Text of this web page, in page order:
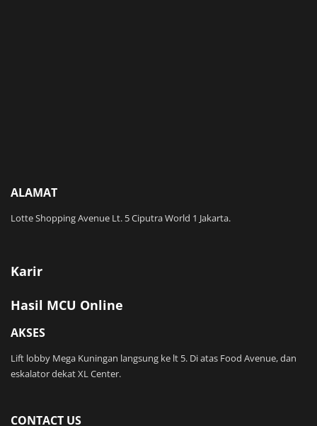
ALAMAT
Lotte Shopping Avenue Lt. 5 Ciputra World 1 Jakarta.
Karir
Hasil MCU Online
AKSES
Lift lobby Mega Kuningan langsung ke lt 5. Di atas Food Avenue, dan
eskalator dekat XL Center.
CONTACT US